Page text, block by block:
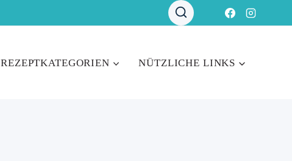
REZEPTKATEGORIEN NÜTZLICHE LINKS